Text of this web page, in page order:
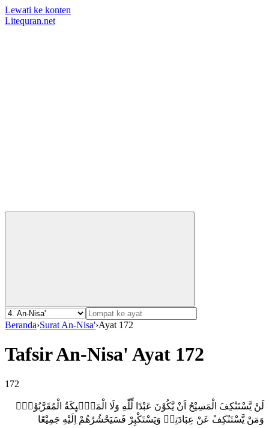
Lewati ke konten
Litequran.net
Beranda›Surat An-Nisa'›Ayat 172
Tafsir An-Nisa' Ayat 172
172
لَنْ يَّسْتَنْكِفَ الْمَسِيْحُ اَنْ يَّكُوْنَ عَبْدًا لِّلّٰهِ وَلَا الْمَلٰۤىِٕكَةُ الْمُقَرَّبُوْنَۗ
وَمَنْ يَّسْتَنْكِفْ عَنْ عِبَادَتِهٖ وَيَسْتَكْبِرْ فَسَيَحْشُرُهُمْ اِلَيْهِ جَمِيْعًا